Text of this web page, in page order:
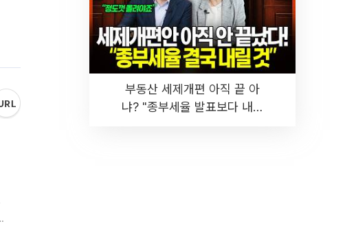
부동산 세제개편 아직 끝 아
냐? "종부세율 발표보다 내릴